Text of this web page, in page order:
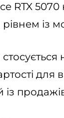
RTX
із
для